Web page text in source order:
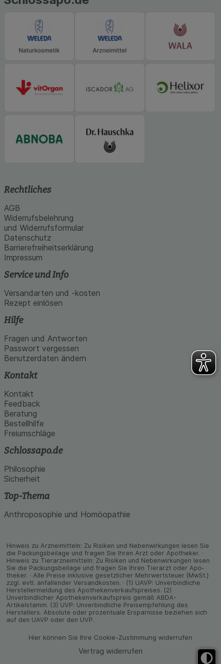
Rechtliches
AGB
Widerrufsbelehrung
und Widerrufsformular
Datenschutz
Barrierefreiheitserklärung
Impressum
Service und Info
Versandarten und -kosten
Rezept einlösen
Hilfe
Fragen und Antworten
Passwort vergessen
Benutzerdaten ändern
Kontakt
Kontakt
Feedback
Beratung
Bestellhilfe
Freiumschläge
Schlossapo.de
Philosophie
Sicherheit
Top-Thema
Anthroposophie und Homöopathie
Hinweis zu Arzneimitteln: Zu Risiken und Neben­wirkungen lesen Sie
die Packungs­beilage und fragen Sie Ihren Arzt oder Apo­theker. ·
Hinweis zu Tier­arz­nei­mitteln: Zu Risiken und Neben­wirkungen lesen
Sie die Packungs­beilage und fragen Sie Ihren Tier­arzt oder Apo­
theker. · Alle Preise inklusive gesetz­licher Mehrwertsteuer (MwSt.)
zzgl. evtl. anfallender Versand­kosten. · (1) UAVP: Unverbindliche
Herstellermeldung des Apothekenverkaufspreises. (2)
Unverbindlicher Apothekenverkaufspreis gemäß ABDA-
Artikelstamm. (3) UVP: Unverbindliche Preisempfehlung des
Herstellers. Absolute oder prozentuale Ersparnisse beziehen sich
auf den UAVP oder den UVP.
Hier können Sie Ihre Cookie-Zustimmung widerrufen
Vertrag widerrufen